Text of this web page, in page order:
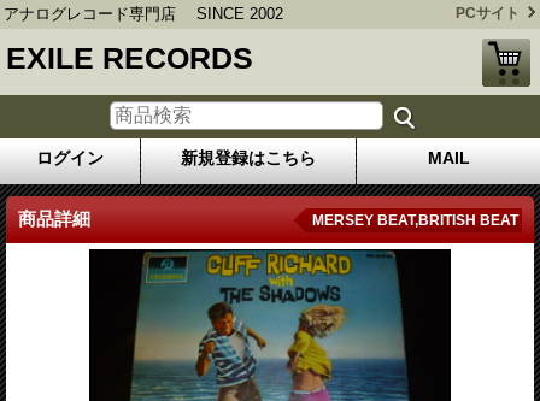
アナログレコード専門店 SINCE 2002 PCサイト
EXILE RECORDS
ログイン 新規登録はこちら MAIL
商品詳細 MERSEY BEAT,BRITISH BEAT